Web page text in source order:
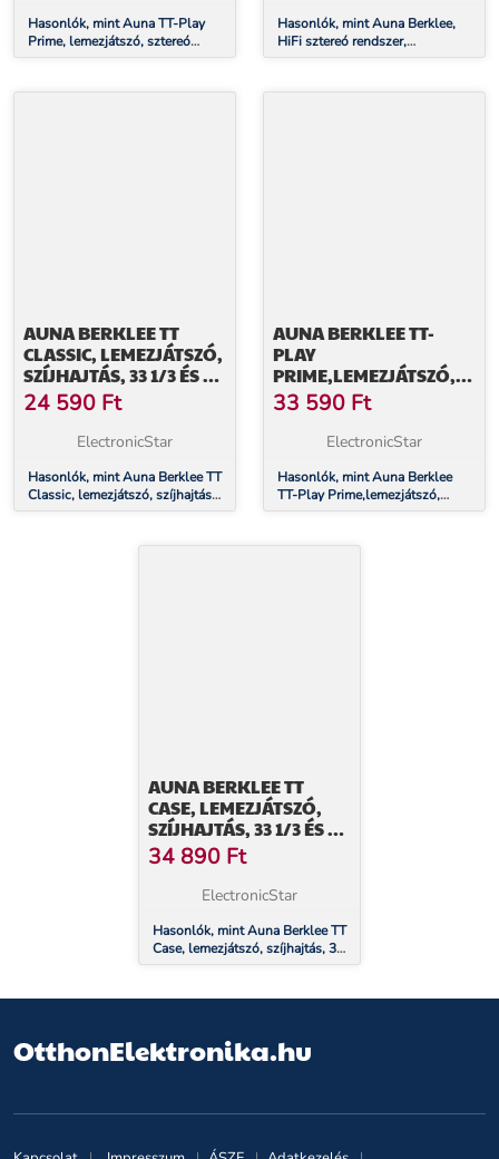
Hasonlók, mint Auna TT-Play
Prime, lemezjátszó, sztereó
hangszórók, szíjhajtás, 33 1/3 és
Hasonlók, mint Auna Berklee,
HiFi sztereó rendszer,
Bluetooth, sztereó hangszórók,
AUNA BERKLEE TT
CLASSIC, LEMEZJÁTSZÓ,
SZÍJHAJTÁS, 33 1/3 ÉS 45
RPM, SZTEREÓ
HANGSZÓRÓK
24 590 Ft
ElectronicStar
Hasonlók, mint Auna Berklee TT
Classic, lemezjátszó, szíjhajtás,
33 1/3 és 45 RPM, sztereó
AUNA BERKLEE TT-
PLAY
PRIME,LEMEZJÁTSZÓ,
SZÍJHAJTÁS, 33 1/3 ÉS 45
RPM, SZTEREÓ
HANGSZÓRÓK
33 590 Ft
ElectronicStar
Hasonlók, mint Auna Berklee
TT-Play Prime,lemezjátszó,
szíjhajtás, 33 1/3 és 45 RPM,
AUNA BERKLEE TT
CASE, LEMEZJÁTSZÓ,
SZÍJHAJTÁS, 33 1/3 ÉS 45
FORDULAT/PERC,
SZTEREÓ
HANGSZÓRÓK, FA
34 890 Ft
ElectronicStar
Hasonlók, mint Auna Berklee TT
Case, lemezjátszó, szíjhajtás, 33
1/3 és 45 fordulat/perc, sztereó
OtthonElektronika.hu